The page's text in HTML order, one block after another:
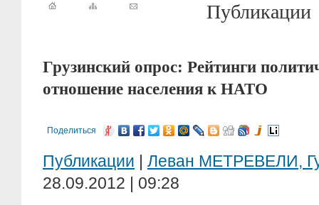
Публикации
Грузинский опрос: Рейтинги
отношение населения к НАТО
Поделиться
Публикации | Леван МЕТРЕВЕЛИ,
28.09.2012 | 09:28